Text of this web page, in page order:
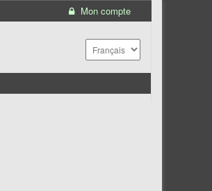
Mon compte